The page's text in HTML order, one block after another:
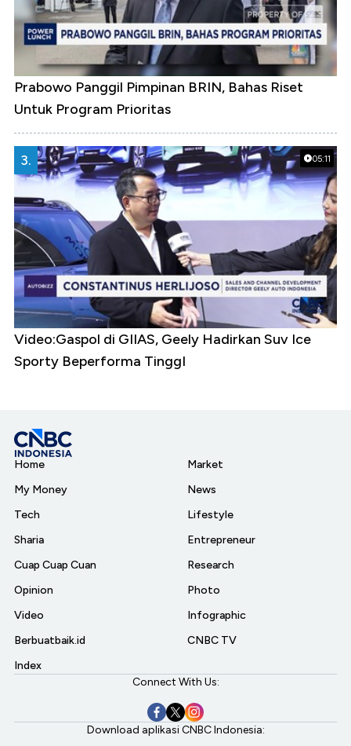
Prabowo Panggil Pimpinan BRIN, Bahas Riset
Untuk Program Prioritas
05:11
3.
Video:Gaspol di GIIAS, Geely Hadirkan Suv Ice
Sporty Beperforma TinggI
Home
My Money
Tech
Sharia
Cuap Cuap Cuan
Opinion
Video
Berbuatbaik.id
Index
Market
News
Lifestyle
Entrepreneur
Research
Photo
Infographic
CNBC TV
Connect With Us:
Download aplikasi CNBC Indonesia: